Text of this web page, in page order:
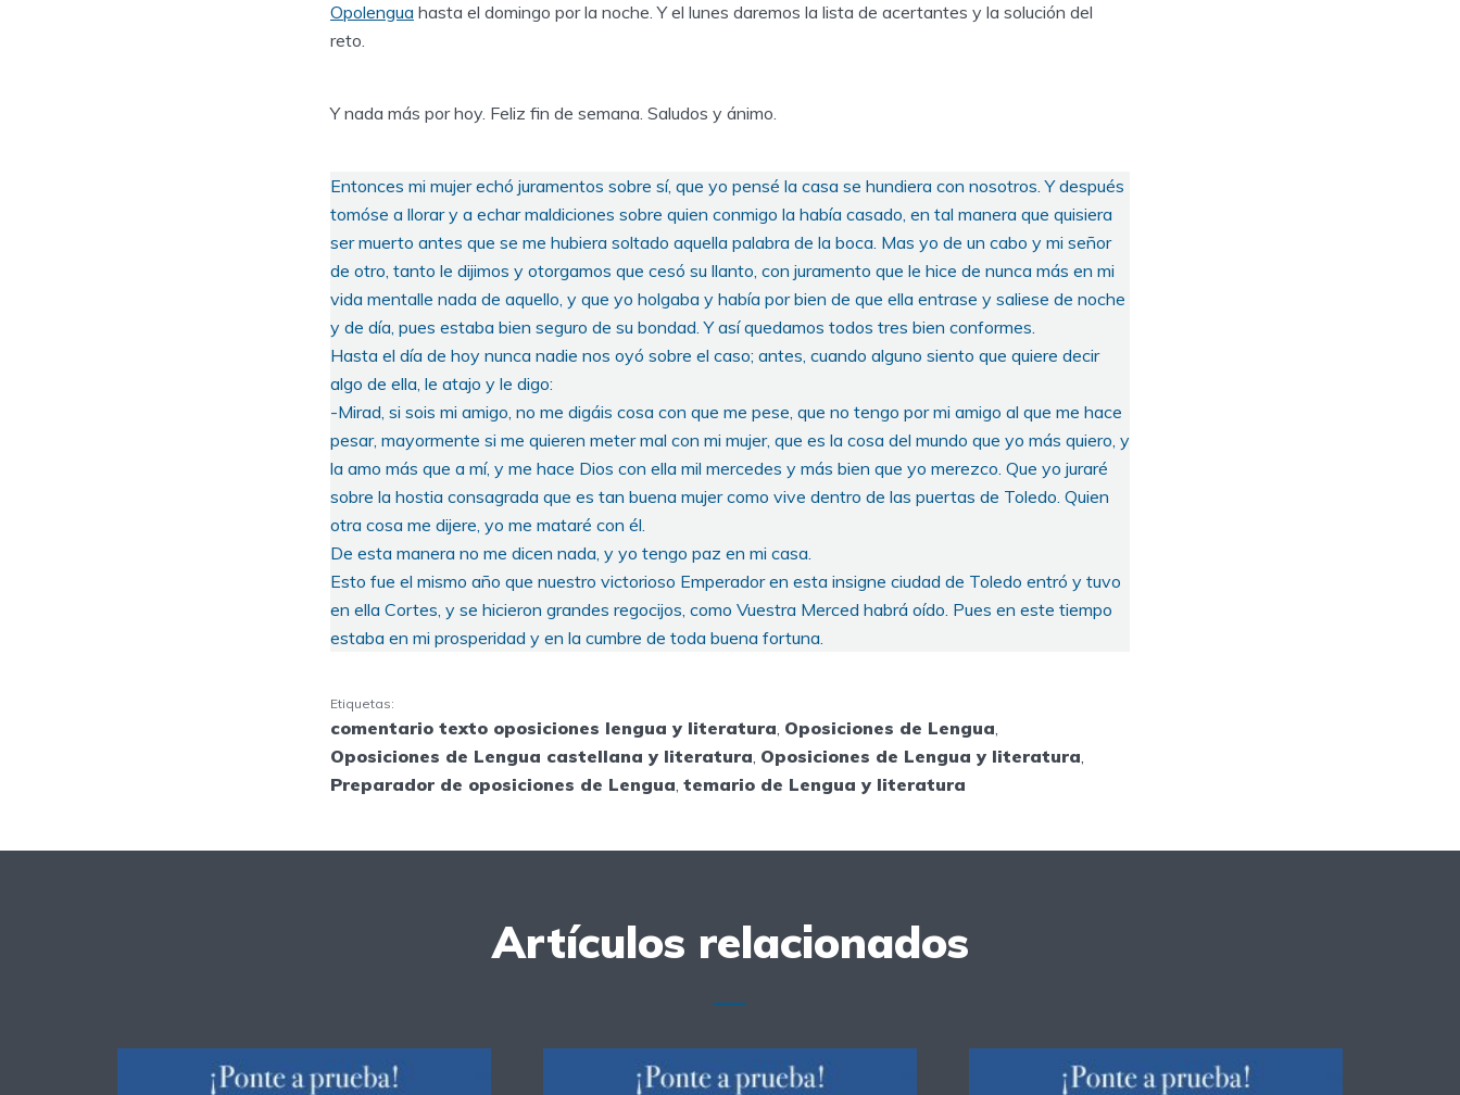
Opolengua hasta el domingo por la noche. Y el lunes daremos la lista de acertantes y la solución del
reto.
Y nada más por hoy. Feliz fin de semana. Saludos y ánimo.
Entonces mi mujer echó juramentos sobre sí, que yo pensé la casa se hundiera con nosotros. Y después
tomóse a llorar y a echar maldiciones sobre quien conmigo la había casado, en tal manera que quisiera
ser muerto antes que se me hubiera soltado aquella palabra de la boca. Mas yo de un cabo y mi señor
de otro, tanto le dijimos y otorgamos que cesó su llanto, con juramento que le hice de nunca más en mi
vida mentalle nada de aquello, y que yo holgaba y había por bien de que ella entrase y saliese de noche
y de día, pues estaba bien seguro de su bondad. Y así quedamos todos tres bien conformes.
Hasta el día de hoy nunca nadie nos oyó sobre el caso; antes, cuando alguno siento que quiere decir
algo de ella, le atajo y le digo:
-Mirad, si sois mi amigo, no me digáis cosa con que me pese, que no tengo por mi amigo al que me hace
pesar, mayormente si me quieren meter mal con mi mujer, que es la cosa del mundo que yo más quiero, y
la amo más que a mí, y me hace Dios con ella mil mercedes y más bien que yo merezco. Que yo juraré
sobre la hostia consagrada que es tan buena mujer como vive dentro de las puertas de Toledo. Quien
otra cosa me dijere, yo me mataré con él.
De esta manera no me dicen nada, y yo tengo paz en mi casa.
Esto fue el mismo año que nuestro victorioso Emperador en esta insigne ciudad de Toledo entró y tuvo
en ella Cortes, y se hicieron grandes regocijos, como Vuestra Merced habrá oído. Pues en este tiempo
estaba en mi prosperidad y en la cumbre de toda buena fortuna.
Etiquetas:
comentario texto oposiciones lengua y literatura, Oposiciones de Lengua,
Oposiciones de Lengua castellana y literatura, Oposiciones de Lengua y literatura,
Preparador de oposiciones de Lengua, temario de Lengua y literatura
Artículos relacionados